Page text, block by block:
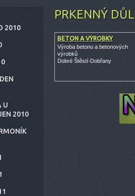
PRKENNÝ
BETON A VÝROBKY
Výroba betonu a betonových
výrobků
Dobré Štěstí-Dobřany
2010
U
2010